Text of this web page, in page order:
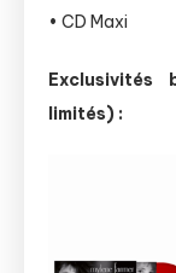
• CD Maxi
limités) :